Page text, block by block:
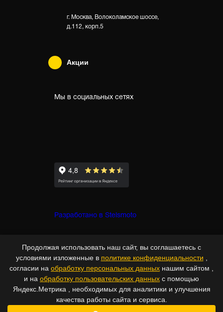
г. Москва, Волоколамское шоссе,
д.112, корп.5
Акции
Мы в социальных сетях
Разработано в Stelsmoto
© Copyright 2007-2026 - Stelsmoto.
Все права защищены.www.stelsmoto.ru
Информация, размещенная на сайте, не является публичной
офертой.
Продолжая использовать наш сайт, вы соглашаетесь с
условиями изложенные в политике конфиденциальности
согласии на обработку персональных данных нашим сайтом ,
и на обработку пользовательских данных с помощью
Яндекс.Метрика , необходимых для аналитики и улучшения
качества работы сайта и сервиса.